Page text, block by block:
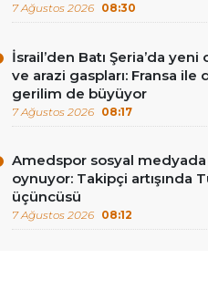
7 Ağustos 2026 08:30
İsrail’den Batı Şeria’da
ve arazi gaspları: Fransa ile
gerilim de büyüyor
7 Ağustos 2026 08:17
Amedspor sosyal
oynuyor: Takipçi artışında
üçüncüsü
7 Ağustos 2026 08:12